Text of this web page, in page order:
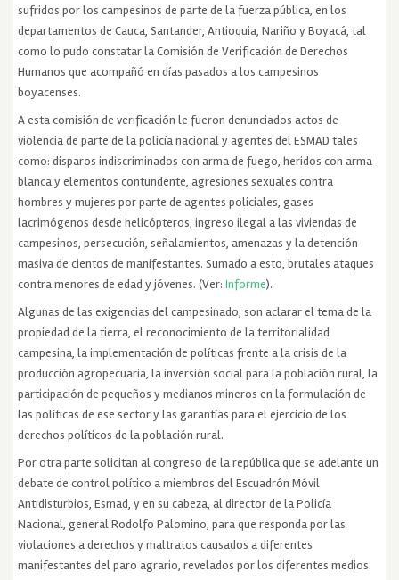
sufridos por los campesinos de parte de la fuerza pública, en los
departamentos de Cauca, Santander, Antioquia, Nariño y Boyacá, tal
como lo pudo constatar la Comisión de Verificación de Derechos
Humanos que acompañó en días pasados a los campesinos
boyacenses.
A esta comisión de verificación le fueron denunciados actos de
violencia de parte de la policía nacional y agentes del ESMAD tales
como: disparos indiscriminados con arma de fuego, heridos con arma
blanca y elementos contundente, agresiones sexuales contra
hombres y mujeres por parte de agentes policiales, gases
lacrimógenos desde helicópteros, ingreso ilegal a las viviendas de
campesinos, persecución, señalamientos, amenazas y la detención
masiva de cientos de manifestantes. Sumado a esto, brutales ataques
contra menores de edad y jóvenes. (Ver:Informe).
Algunas de las exigencias del campesinado, son aclarar el tema de la
propiedad de la tierra, el reconocimiento de la territorialidad
campesina, la implementación de políticas frente a la crisis de la
producción agropecuaria, la inversión social para la población rural, la
participación de pequeños y medianos mineros en la formulación de
las políticas de ese sector y las garantías para el ejercicio de los
derechos políticos de la población rural.
Por otra parte solicitan al congreso de la república que se adelante un
debate de control político a miembros del Escuadrón Móvil
Antidisturbios, Esmad, y en su cabeza, al director de la Policía
Nacional, general Rodolfo Palomino, para que responda por las
violaciones a derechos y maltratos causados a diferentes
manifestantes del paro agrario, revelados por los diferentes medios.